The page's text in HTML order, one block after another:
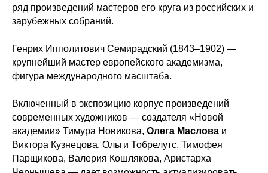
ряд произведений мастеров его круга из российских и
зарубежных собраний.
Генрих Ипполитович Семирадский (1843–1902) —
крупнейший мастер европейского академизма,
фигура международного масштаба.
Включенный в экспозицию корпус произведений
современных художников — создателя «Новой
академии» Тимура Новикова, Олега Маслова и
Виктора Кузнецова, Ольги Тобрелутс, Тимофея
Парщикова, Валерия Кошлякова, Аристарха